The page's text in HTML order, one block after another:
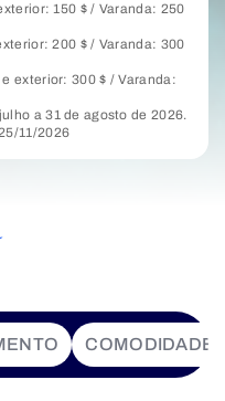
150 $ / Varanda: 250
200 $ / Varanda: 300
exterior: 300 $ / Varanda:
a 31 de agosto de 2026.
11/2026